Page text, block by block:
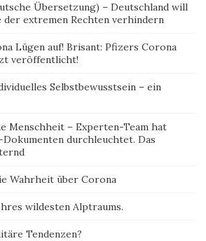
Übersetzung) – Deutschland will
der extremen Rechten verhindern
Lügen auf! Brisant: Pfizers Corona
veröffentlicht!
Selbstbewusstsein – ein
Menschheit – Experten-Team hat
durchleuchtet. Das
Wahrheit über Corona
wildesten Alptraums.
Tendenzen?